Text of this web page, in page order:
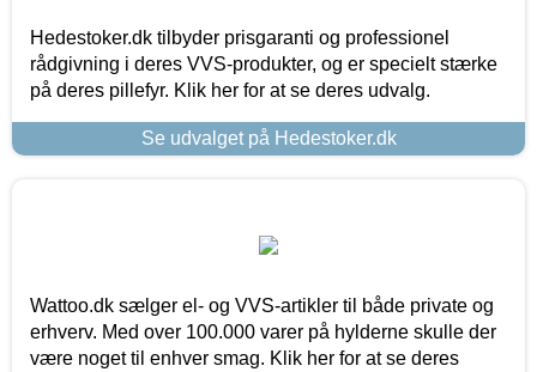
Hedestoker.dk tilbyder prisgaranti og professionel
rådgivning i deres VVS-produkter, og er specielt stærke
på deres pillefyr. Klik her for at se deres udvalg.
Se udvalget på Hedestoker.dk
Wattoo.dk sælger el- og VVS-artikler til både private og
erhverv. Med over 100.000 varer på hylderne skulle der
være noget til enhver smag. Klik her for at se deres